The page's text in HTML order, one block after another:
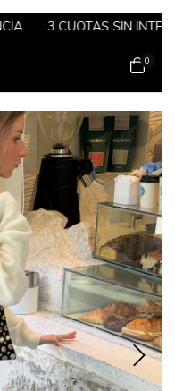
3 CUOTAS SIN INTERÉS
0
1/4